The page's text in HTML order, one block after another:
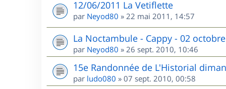
12/06/2011 La Vetiflette
par Neyod80 » 22 mai 2011, 14:57
La Noctambule - Cappy - 02
par Neyod80 » 26 sept. 2010, 10:46
15e Randonnée de L'Historial
par ludo080 » 07 sept. 2010, 00:58